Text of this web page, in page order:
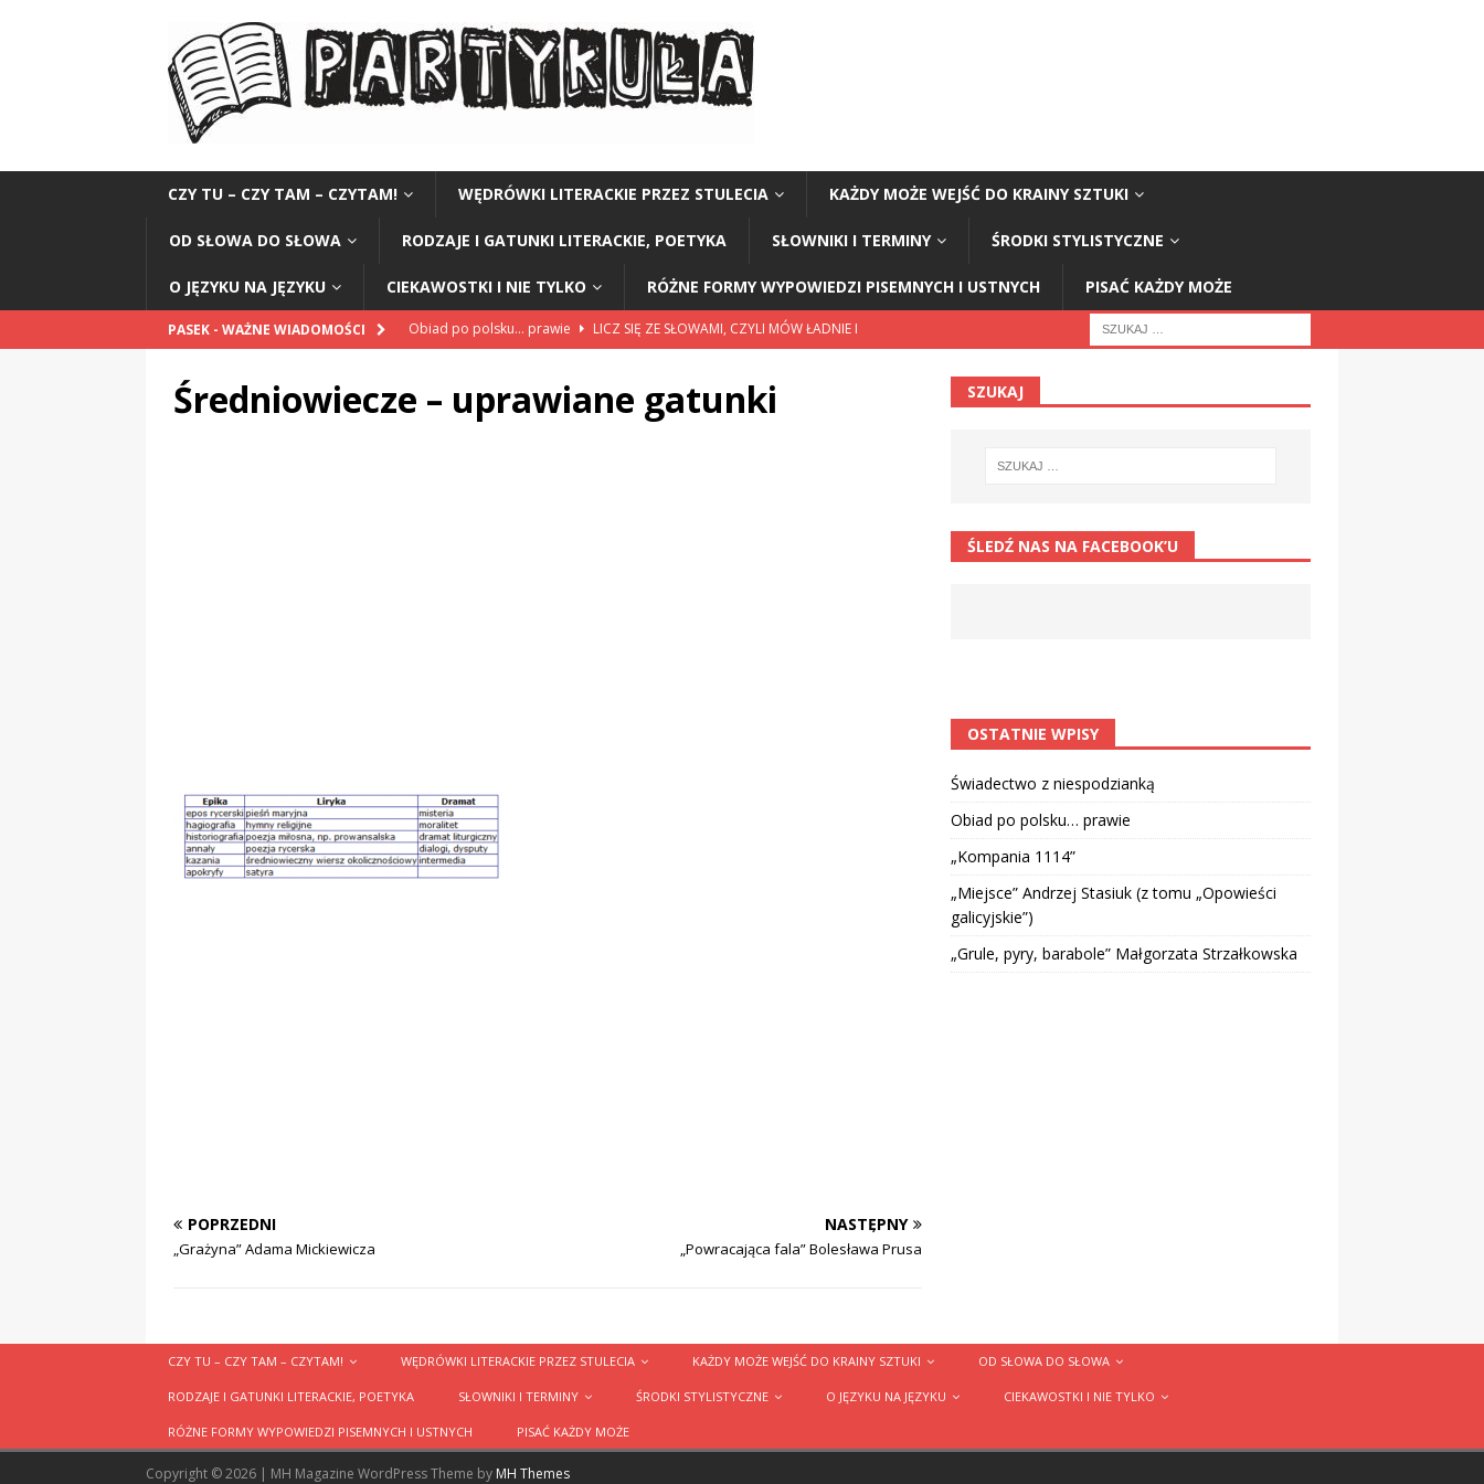
CZY TU – CZY TAM – CZYTAM! WĘDRÓWKI LITERACKIE PRZEZ STULECIA KAŻDY MOŻE WEJŚĆ DO KRAINY SZTUKI
OD SŁOWA DO SŁOWA RODZAJE I GATUNKI LITERACKIE, POETYKA SŁOWNIKI I TERMINY ŚRODKI STYLISTYCZNE
O JĘZYKU NA JĘZYKU CIEKAWOSTKI I NIE TYLKO RÓŻNE FORMY WYPOWIEDZI PISEMNYCH I USTNYCH PISAĆ KAŻDY MOŻE
PASEK - WAŻNE WIADOMOŚCI Obiad po polsku… prawie
LICZ SIĘ ZE SŁOWAMI, CZYLI MÓW ŁADNIE I
„Kompania 1114”
CZY TU - CZY TAM - CZYTAM!
Średniowiecze – uprawiane gatunki
POPRZEDNI
„Grażyna” Adama Mickiewicza
NASTĘPNY
„Powracająca fala” Bolesława Prusa
SZUKAJ
ŚLEDŹ NAS NA FACEBOOK’U
OSTATNIE WPISY
Świadectwo z niespodzianką
Obiad po polsku… prawie
„Kompania 1114”
„Miejsce” Andrzej Stasiuk (z tomu „Opowieści
galicyjskie”)
„Grule, pyry, barabole” Małgorzata Strzałkowska
CZY TU – CZY TAM – CZYTAM! WĘDRÓWKI LITERACKIE PRZEZ STULECIA KAŻDY MOŻE WEJŚĆ DO KRAINY SZTUKI OD SŁOWA DO SŁOWA
RODZAJE I GATUNKI LITERACKIE, POETYKA SŁOWNIKI I TERMINY ŚRODKI STYLISTYCZNE O JĘZYKU NA JĘZYKU CIEKAWOSTKI I NIE TYLKO
RÓŻNE FORMY WYPOWIEDZI PISEMNYCH I USTNYCH PISAĆ KAŻDY MOŻE
Copyright © 2026 | MH Magazine WordPress Theme by MH Themes